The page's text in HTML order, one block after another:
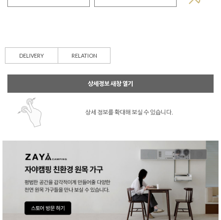
DELIVERY RELATION
상세정보 새창 열기
상세 정보를 확대해 보실 수 있습니다.